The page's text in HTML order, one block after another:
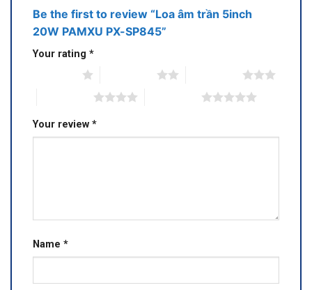
Be the first to review “Loa âm trần 5inch
20W PAMXU PX-SP845”
Your rating *
Your review *
Name *